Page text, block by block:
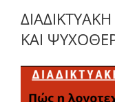
ΚΑΙ
View
Larger